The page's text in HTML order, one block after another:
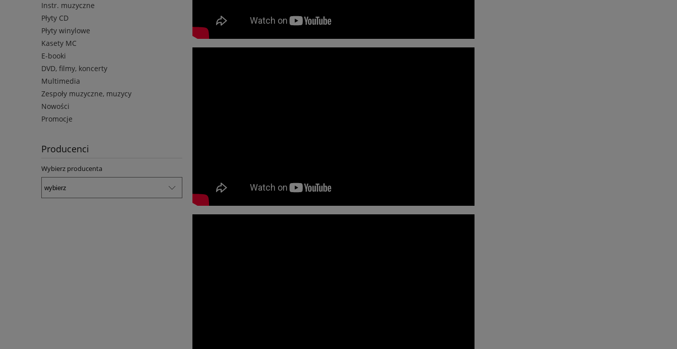
Instr. muzyczne
Płyty CD
Płyty winylowe
Kasety MC
E-booki
DVD, filmy, koncerty
Multimedia
Zespoły muzyczne, muzycy
Nowości
Promocje
Producenci
Wybierz producenta